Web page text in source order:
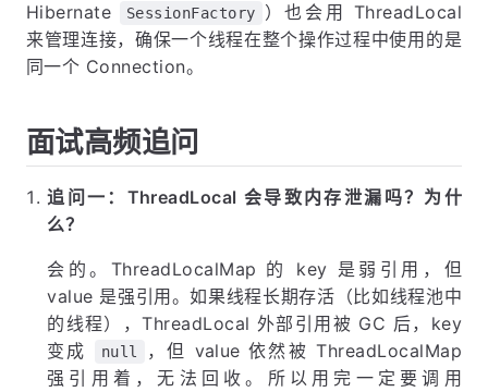
Hibernate
SessionFactory
）也会用 ThreadLocal
来管理连接，确保一个线程在整个操作过程中使用的是
同一个 Connection。
面试高频追问
追问一：ThreadLocal 会导致内存泄漏吗？为什
么？
会的。ThreadLocalMap 的 key 是弱引用，但
value 是强引用。如果线程长期存活（比如线程池中
的线程），ThreadLocal 外部引用被 GC 后，key
变成
null
，但 value 依然被 ThreadLocalMap
强引用着，无法回收。所以用完一定要调用